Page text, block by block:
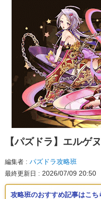
【パズドラ】 エルゲ
編集者 パズドラ攻略班
最終更新日 2026/07/09 20:50
攻略班のおすすめ記事はこち